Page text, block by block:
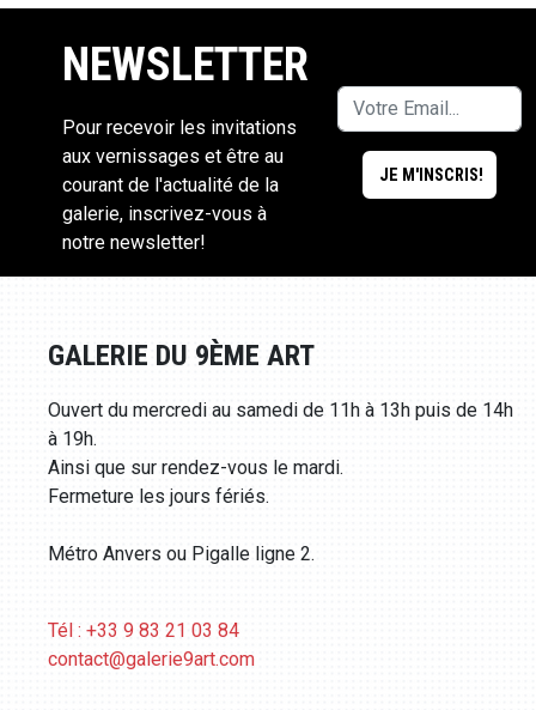
NEWSLETTER
Pour recevoir les invitations
aux vernissages et être au
courant de l'actualité de la
galerie, inscrivez-vous à
notre newsletter!
GALERIE DU 9ÈME ART
Ouvert du mercredi au samedi de 11h à 13h puis de 14h
à 19h.
Ainsi que sur rendez-vous le mardi.
Fermeture les jours fériés.
Métro Anvers ou Pigalle ligne 2.
Tél : +33 9 83 21 03 84
contact@galerie9art.com